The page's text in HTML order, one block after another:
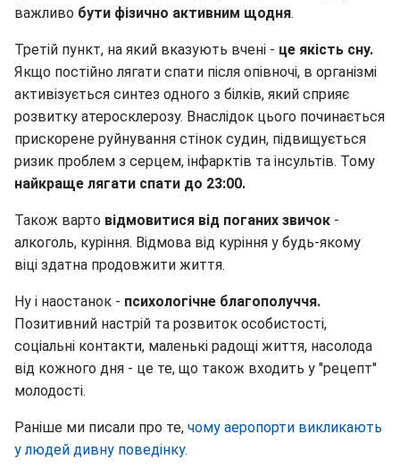
важливо бути фізично активним щодня.
Третій пункт, на який вказують вчені - це якість сну.
Якщо постійно лягати спати після опівночі, в організмі
активізується синтез одного з білків, який сприяє
розвитку атеросклерозу. Внаслідок цього починається
прискорене руйнування стінок судин, підвищується
ризик проблем з серцем, інфарктів та інсультів. Тому
найкраще лягати спати до 23:00.
Також варто відмовитися від поганих звичок -
алкоголь, куріння. Відмова від куріння у будь-якому
віці здатна продовжити життя.
Ну і наостанок - психологічне благополуччя.
Позитивний настрій та розвиток особистості,
соціальні контакти, маленькі радощі життя, насолода
від кожного дня - це те, що також входить у "рецепт"
молодості.
Раніше ми писали про те, чому аеропорти викликають
у людей дивну поведінку.